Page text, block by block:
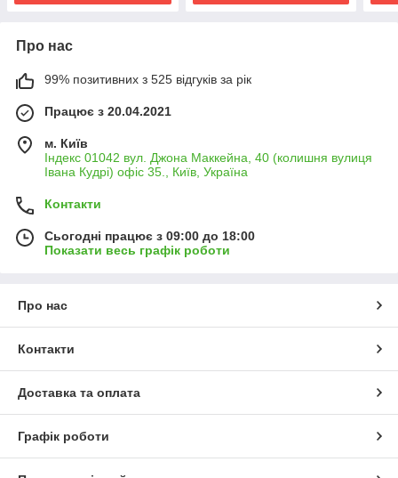
Про нас
99% позитивних з 525 відгуків за рік
Працює з 20.04.2021
м. Київ
Індекс 01042 вул. Джона Маккейна, 40 (колишня вулиця
Івана Кудрі) офіс 35., Київ, Україна
Контакти
Сьогодні працює з 09:00 до 18:00
Показати весь графік роботи
Про нас
Контакти
Доставка та оплата
Графік роботи